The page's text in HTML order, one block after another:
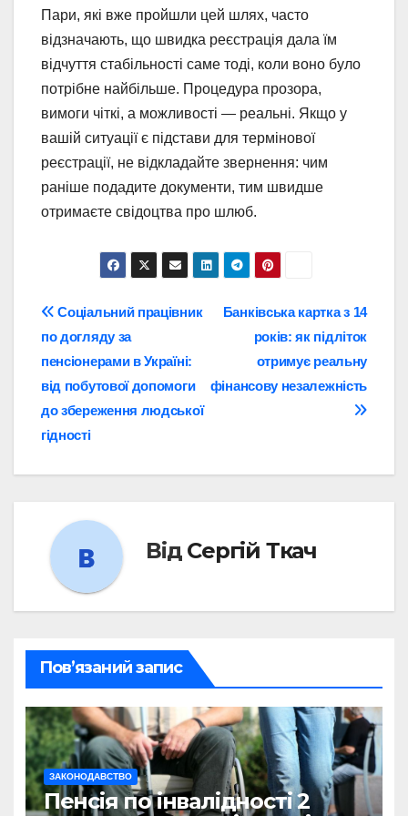
Пари, які вже пройшли цей шлях, часто
відзначають, що швидка реєстрація дала їм
відчуття стабільності саме тоді, коли воно було
потрібне найбільше. Процедура прозора,
вимоги чіткі, а можливості — реальні. Якщо у
вашій ситуації є підстави для термінової
реєстрації, не відкладайте звернення: чим
раніше подадите документи, тим швидше
отримаєте свідоцтва про шлюб.
Навігація
записів
Банківська картка з 14
років: як підліток
отримує реальну
фінансову незалежність
Соціальний працівник
по догляду за
пенсіонерами в Україні:
від побутової допомоги
до збереження людської
гідності
Від Сергій Ткач
Пов’язаний запис
ЗАКОНОДАВСТВО
Пенсія по інвалідності 2